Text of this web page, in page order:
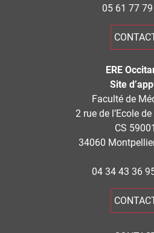
05 61 77
ERE
Site
Faculté de
2 rue de l’Ecole
CS 59001
34060
04 34 43 36